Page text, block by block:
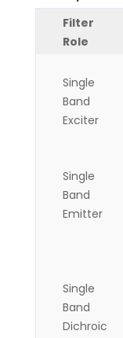
Filter
Role
Single
Band
Exciter
Single
Band
Emitter
Single
Band
Dichroic